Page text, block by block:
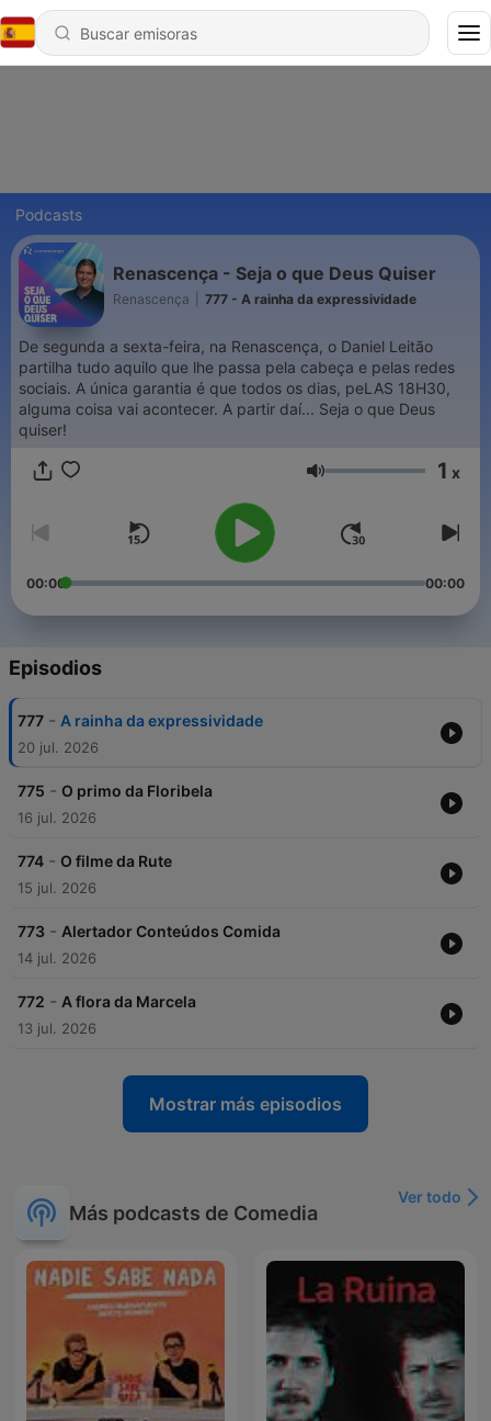
Podcasts
Renascença - Seja o que Deus Quiser
Renascença 777 - A rainha da expressividade
De segunda a sexta-feira, na Renascença, o Daniel Leitão
partilha tudo aquilo que lhe passa pela cabeça e pelas redes
sociais. A única garantia é que todos os dias, peLAS 18H30,
alguma coisa vai acontecer. A partir daí... Seja o que Deus
quiser!
Volumen 1 x
00:00 00:00
Episodios
777 - A rainha da expressividade
20 jul. 2026
775 - O primo da Floribela
16 jul. 2026
774 - O filme da Rute
15 jul. 2026
773 - Alertador Conteúdos Comida
14 jul. 2026
772 - A flora da Marcela
13 jul. 2026
Mostrar más episodios
Más podcasts de Comedia
Ver todo